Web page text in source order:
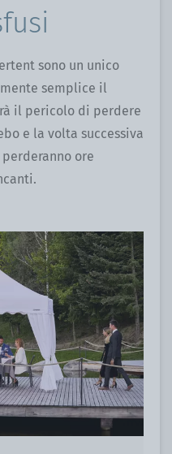
sono un unico
semplice il
il pericolo di perdere
e la volta successiva
ore